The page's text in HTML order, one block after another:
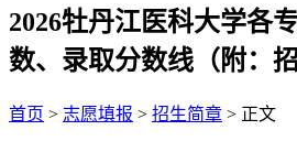
2026牡丹江医科大学各
数、录取分数线（附：
首页 > 志愿填报 > 招生简章 > 正文